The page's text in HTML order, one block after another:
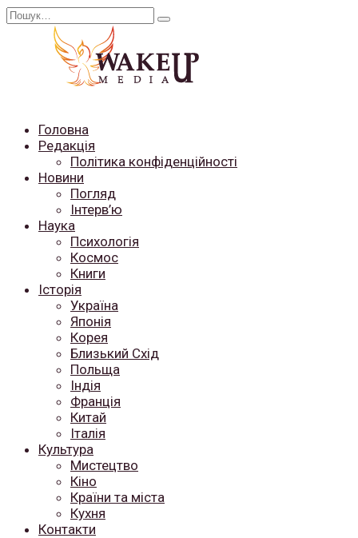
Перейти
Search
Головна
Редакція
Політика конфіденційності
Новини
Погляд
Інтерв’ю
Наука
Психологія
Космос
Книги
Історія
Україна
Японія
Корея
Близький Схід
Польща
Індія
Франція
Китай
Італія
Культура
Мистецтво
Кіно
Країни та міста
Кухня
Контакти